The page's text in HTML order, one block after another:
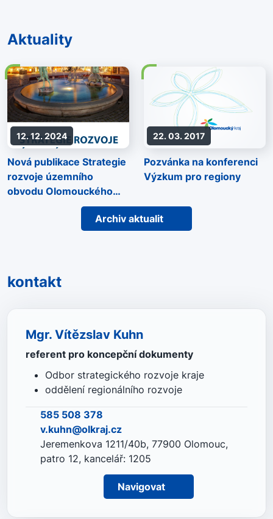
Aktuality
12. 12. 2024
Nová publikace Strategie
rozvoje územního
obvodu Olomouckého
22. 03. 2017
Pozvánka na konferenci
Výzkum pro regiony
Archiv aktualit
kontakt
Mgr. Vítězslav Kuhn
referent pro koncepční dokumenty
Odbor strategického rozvoje kraje
oddělení regionálního rozvoje
585 508 378
v.kuhn@olkraj.cz
Jeremenkova 1211/40b, 77900 Olomouc,
patro 12, kancelář: 1205
Navigovat